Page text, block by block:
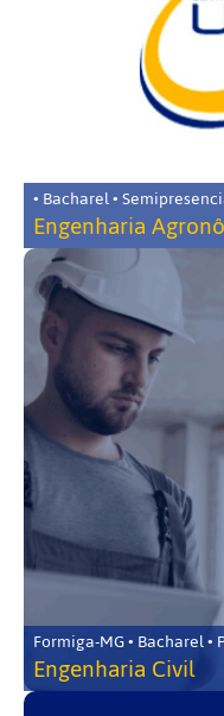
• Bacharel •
Engenharia
Formiga-MG • Bacharel •
Engenharia Civil